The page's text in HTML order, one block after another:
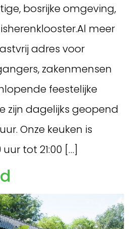
bosrijke omgeving,
meer
adres voor
zakenmensen
feestelijke
zijn dagelijks geopend
Onze keuken is
tot 21:00 […]